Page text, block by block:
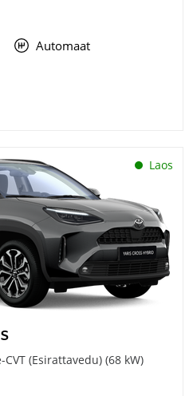
Automaat
Laos
(Esirattavedu) (68 kW)